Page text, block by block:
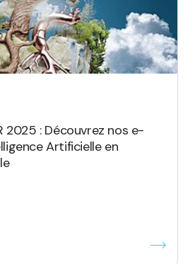
2025 : Découvrez nos e-
Artificielle en